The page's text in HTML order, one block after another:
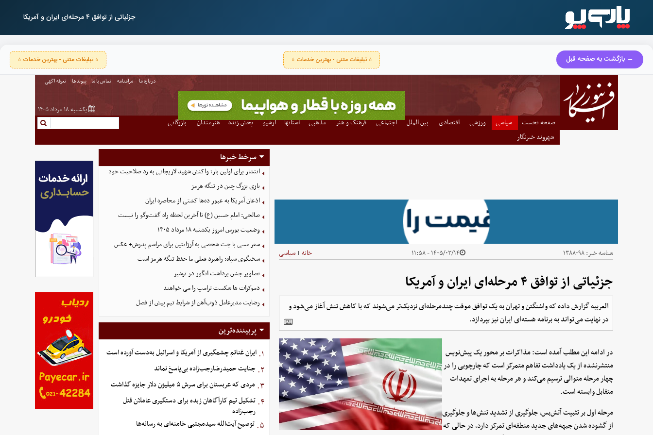
جزئیاتی از توافق ۴ مرحله‌ای ایران و آمریکا
← بازگشت به صفحه قبل ⭐ تبلیغات متنی - بهترین خدمات ⭐ ⭐ تبلیغات متنی - بهترین خدمات ⭐